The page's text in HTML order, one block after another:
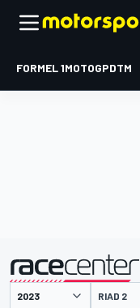
FORMEL 1MOTOGPDTM
RIAD 2